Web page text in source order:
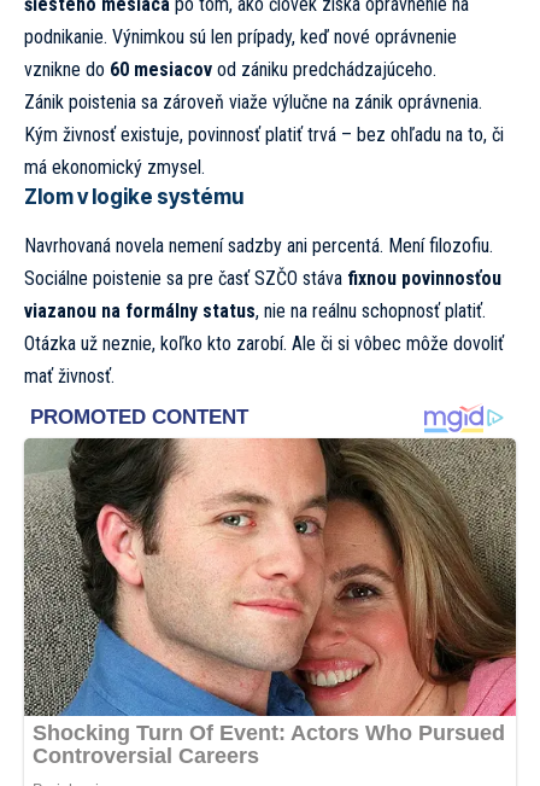
podnikanie. Výnimkou sú len prípady, keď nové oprávnenie
vznikne do 60 mesiacov od zániku predchádzajúceho.
Zánik poistenia sa zároveň viaže výlučne na zánik oprávnenia.
Kým živnosť existuje, povinnosť platiť trvá – bez ohľadu na to, či
má ekonomický zmysel.
Zlom v logike systému
Navrhovaná novela nemení sadzby ani percentá. Mení filozofiu.
Sociálne poistenie sa pre časť SZČO stáva fixnou povinnosťou
viazanou na formálny status, nie na reálnu schopnosť platiť.
Otázka už neznie, koľko kto zarobí. Ale či si vôbec môže dovoliť
mať živnosť.